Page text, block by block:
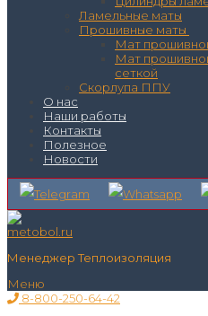
Ламельные маты
Прошивные маты
Мат
Мат
сеткой
Скорлупа ППУ
О нас
Наши работы
Контакты
Полезное
Новости
Менеджер Теплоизоляция
Меню
8-800-250-64-42